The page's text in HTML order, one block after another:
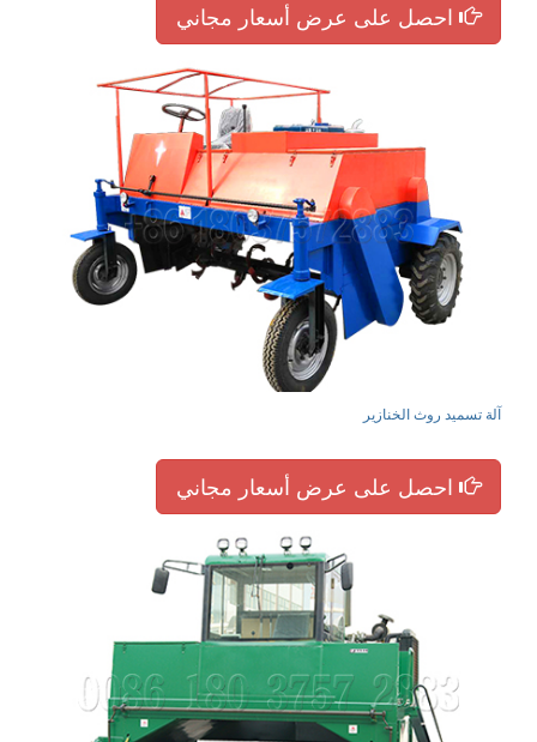
احصل على عرض أسعار مجاني
آلة تسميد روث الخنازير
احصل على عرض أسعار مجاني